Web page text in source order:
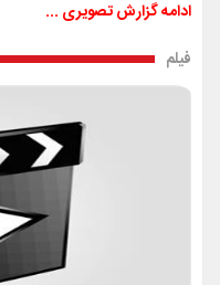
ادامه گزارش تصویری ...
فیلم